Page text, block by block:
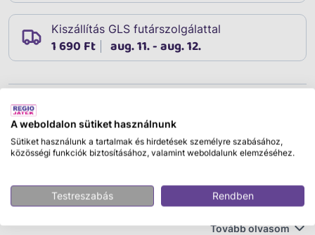
Kiszállítás GLS futárszolgálattal
1 690 Ft aug. 11. - aug. 12.
Leírás
Minden gyereknek szüksége van legalább egy labdára.
És milyen egy ideális labda, amit már egészen kis
kicsi. Kényelmes eldobni vagy belerúgni, és nem jelent
túl nagy kihívást elkapni se. Épp elég kihívás az
önmagában is a labdával való ismerkedés első pár
Tovább olvasom
A weboldalon sütiket használnunk
Sütiket használunk a tartalmak és hirdetések személyre szabásához,
közösségi funkciók biztosításához, valamint weboldalunk elemzéséhez.
Testreszabás Rendben